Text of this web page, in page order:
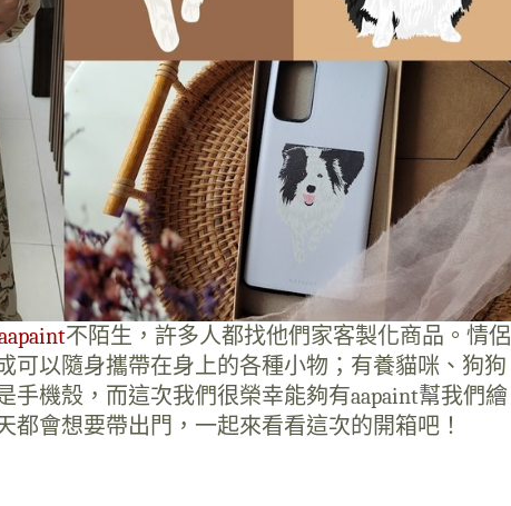
不陌生，許多人都找他們家客製化商品。情侶
可以隨身攜帶在身上的各種小物；有養貓咪、狗狗
手機殼，而這次我們很榮幸能夠有aapaint幫我們繪
會想要帶出門，一起來看看這次的開箱吧！